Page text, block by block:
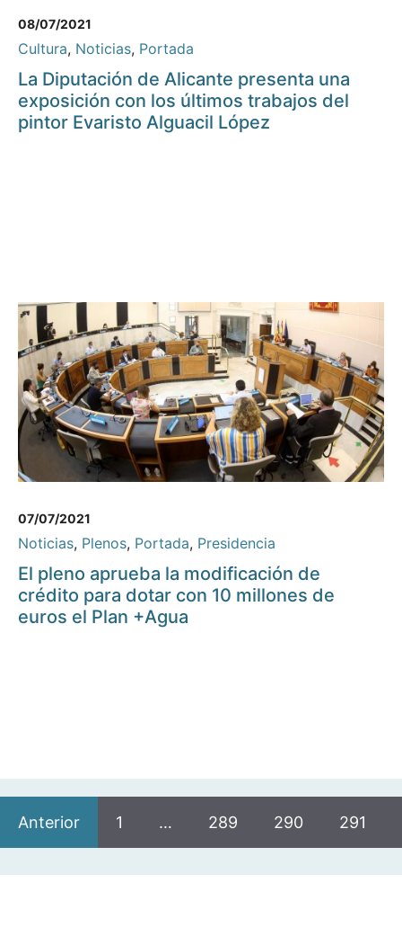
08/07/2021
Cultura, Noticias, Portada
La Diputación de Alicante presenta una
exposición con los últimos trabajos del
pintor Evaristo Alguacil López
07/07/2021
Noticias, Plenos, Portada, Presidencia
El pleno aprueba la modificación de
crédito para dotar con 10 millones de
euros el Plan +Agua
Anterior 1 … 289 290 291